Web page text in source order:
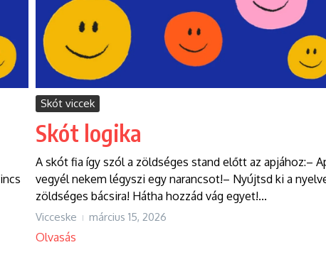
Skót viccek
Skót logika
A skót fia így szól a zöldséges stand előtt az apjához:–
vegyél nekem légyszi egy narancsot!– Nyújtsd ki a
zöldséges bácsira! Hátha hozzád vág egyet!...
Vicceske március 15, 2026
Olvasás